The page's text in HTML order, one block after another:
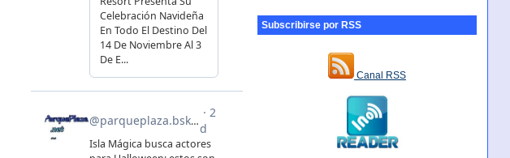
Subscribirse por RSS
Canal RSS